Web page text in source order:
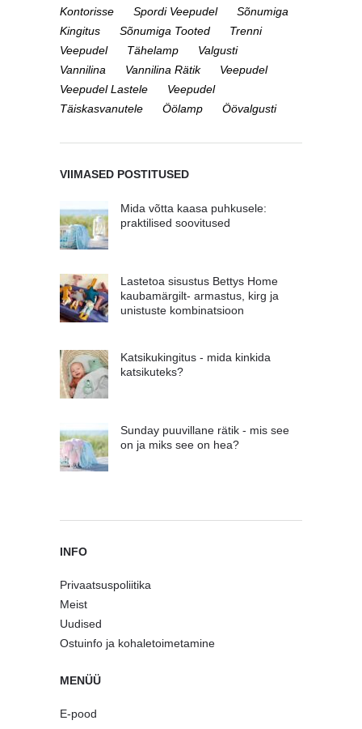
Kontorisse
Spordi Veepudel
Sõnumiga
Kingitus
Sõnumiga Tooted
Trenni
Veepudel
Tähelamp
Valgusti
Vannilina
Vannilina Rätik
Veepudel
Veepudel Lastele
Veepudel
Täiskasvanutele
Öölamp Öövalgusti
VIIMASED POSTITUSED
Mida võtta kaasa puhkusele:
praktilised soovitused
Lastetoa sisustus Bettys Home
kaubamärgilt- armastus, kirg ja
unistuste kombinatsioon
Katsikukingitus - mida kinkida
katsikuteks?
Sunday puuvillane rätik - mis see
on ja miks see on hea?
INFO
Privaatsuspoliitika
Meist
Uudised
Ostuinfo ja kohaletoimetamine
MENÜÜ
E-pood